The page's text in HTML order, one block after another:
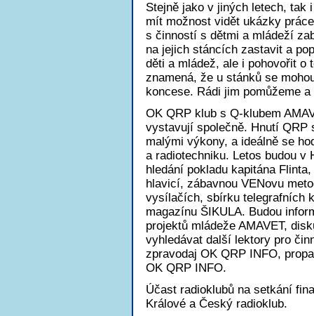
Stejně jako v jiných letech, tak
mít možnost vidět ukázky
s činností s dětmi a mládeží
na jejich stáncích zastavit a
děti a mládež, ale i pohovořit o
znamená, že u stánků se
koncese. Rádi jim pomůžeme
OK QRP klub s Q-klubem
vystavují společně. Hnutí
malými výkony, a ideálně se
a radiotechniku. Letos budou v
hledání pokladu kapitána
hlavicí, zábavnou VENovu
vysílačích, sbírku telegrafních
magazínu ŠIKULA. Budou
projektů mládeže AMAVET,
vyhledávat další lektory pro
zpravodaj OK QRP INFO,
OK QRP INFO.
Účast radioklubů na setkání
Králové a Český radioklub.